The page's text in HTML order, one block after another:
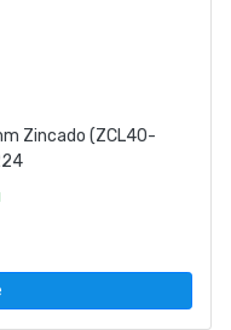
Zincado (ZCL40-